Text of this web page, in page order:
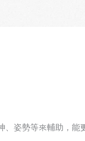
姿勢等來輔助，能